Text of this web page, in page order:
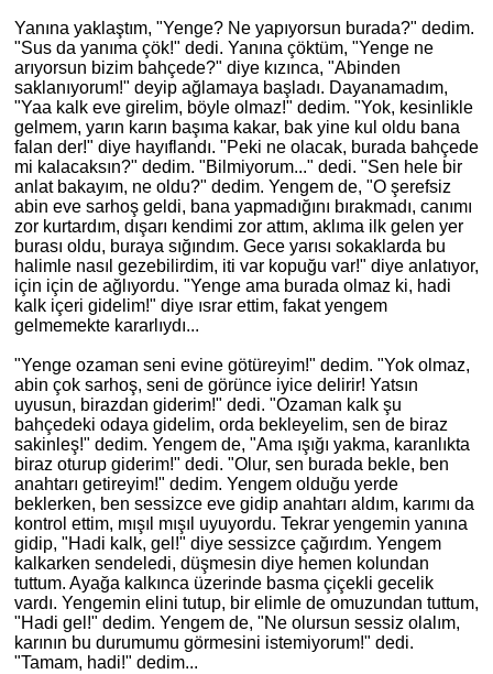
Yanına yaklaştım, "Yenge? Ne yapıyorsun burada?" dedim.
"Sus da yanıma çök!" dedi. Yanına çöktüm, "Yenge ne
arıyorsun bizim bahçede?" diye kızınca, "Abinden
saklanıyorum!" deyip ağlamaya başladı. Dayanamadım,
"Yaa kalk eve girelim, böyle olmaz!" dedim. "Yok, kesinlikle
gelmem, yarın karın başıma kakar, bak yine kul oldu bana
falan der!" diye hayıflandı. "Peki ne olacak, burada bahçede
mi kalacaksın?" dedim. "Bilmiyorum..." dedi. "Sen hele bir
anlat bakayım, ne oldu?" dedim. Yengem de, "O şerefsiz
abin eve sarhoş geldi, bana yapmadığını bırakmadı, canımı
zor kurtardım, dışarı kendimi zor attım, aklıma ilk gelen yer
burası oldu, buraya sığındım. Gece yarısı sokaklarda bu
halimle nasıl gezebilirdim, iti var kopuğu var!" diye anlatıyor,
için için de ağlıyordu. "Yenge ama burada olmaz ki, hadi
kalk içeri gidelim!" diye ısrar ettim, fakat yengem
gelmemekte kararlıydı...
"Yenge ozaman seni evine götüreyim!" dedim. "Yok olmaz,
abin çok sarhoş, seni de görünce iyice delirir! Yatsın
uyusun, birazdan giderim!" dedi. "Ozaman kalk şu
bahçedeki odaya gidelim, orda bekleyelim, sen de biraz
sakinleş!" dedim. Yengem de, "Ama ışığı yakma, karanlıkta
biraz oturup giderim!" dedi. "Olur, sen burada bekle, ben
anahtarı getireyim!" dedim. Yengem olduğu yerde
beklerken, ben sessizce eve gidip anahtarı aldım, karımı da
kontrol ettim, mışıl mışıl uyuyordu. Tekrar yengemin yanına
gidip, "Hadi kalk, gel!" diye sessizce çağırdım. Yengem
kalkarken sendeledi, düşmesin diye hemen kolundan
tuttum. Ayağa kalkınca üzerinde basma çiçekli gecelik
vardı. Yengemin elini tutup, bir elimle de omuzundan tuttum,
"Hadi gel!" dedim. Yengem de, "Ne olursun sessiz olal ım,
karının bu durumumu görmesini istemiyorum!" dedi.
"Tamam, hadi!" dedim...